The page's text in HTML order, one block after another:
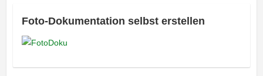
Foto-Dokumentation selbst erstellen